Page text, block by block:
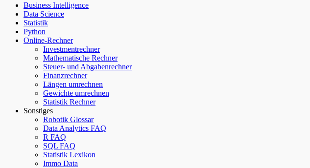
Business Intelligence
Data Science
Statistik
Python
Online-Rechner
Investmentrechner
Mathematische Rechner
Steuer- und Abgabenrechner
Finanzrechner
Längen umrechnen
Gewichte umrechnen
Statistik Rechner
Sonstiges
Robotik Glossar
Data Analytics FAQ
R FAQ
SQL FAQ
Statistik Lexikon
Immo Data